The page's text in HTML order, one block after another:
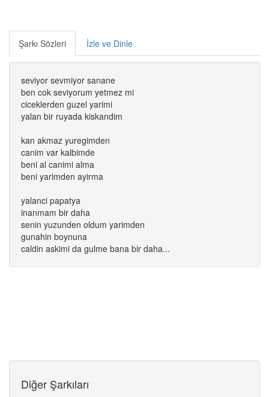
Şarkı Sözleri İzle ve Dinle
seviyor sevmiyor sanane
ben cok seviyorum yetmez mi
ciceklerden guzel yarimi
yalan bir ruyada kiskandim
kan akmaz yuregimden
canim var kalbimde
beni al canimi alma
beni yarimden ayirma
yalanci papatya
inanmam bir daha
senin yuzunden oldum yarimden
gunahin boynuna
caldin askimi da gulme bana bir daha...
Diğer Şarkıları